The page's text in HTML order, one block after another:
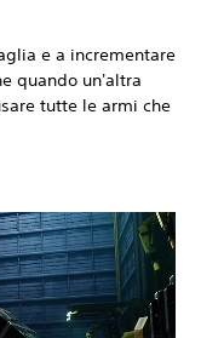
e a incrementare
quando un'altra
tutte le armi che